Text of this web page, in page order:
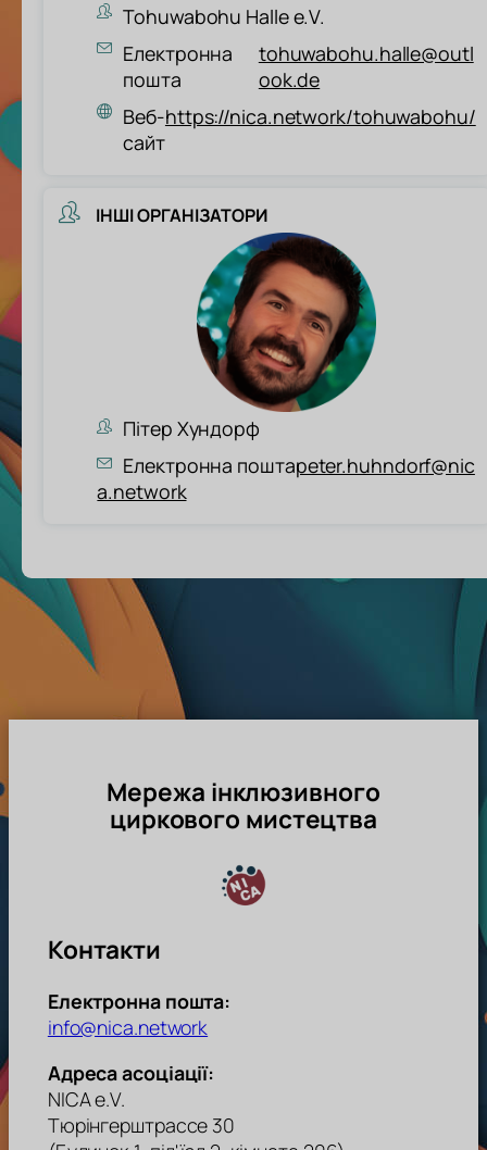
Tohuwabohu Halle e.V.
Електронна
пошта
tohuwabohu.halle@outl
ook.de
Веб-
сайт
https://nica.network/tohuwabohu/
ІНШІ ОРГАНІЗАТОРИ
Пітер Хундорф
Електронна поштаpeter.huhndorf@nic
a.network
Мережа інклюзивного
циркового мистецтва
Контакти
Електронна пошта:
info@nica.network
Адреса асоціації:
NICA e.V.
Тюрінгерштрассе 30